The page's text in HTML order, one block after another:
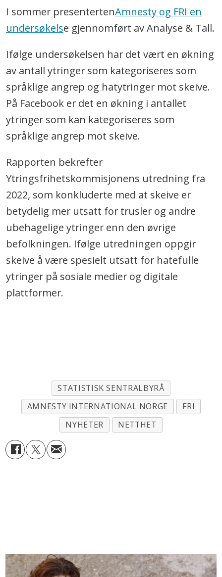
I sommer presentertenAmnesty og FRI en
undersøkelse gjennomført av Analyse & Tall.
Ifølge undersøkelsen har det vært en økning
av antall ytringer som kategoriseres som
språklige angrep og hatytringer mot skeive.
På Facebook er det en økning i antallet
ytringer som kan kategoriseres som
språklige angrep mot skeive.
Rapporten bekrefter
Ytringsfrihetskommisjonens utredning fra
2022, som konkluderte med at skeive er
betydelig mer utsatt for trusler og andre
ubehagelige ytringer enn den øvrige
befolkningen. Ifølge utredningen oppgir
skeive å være spesielt utsatt for hatefulle
ytringer på sosiale medier og digitale
plattformer.
STATISTISK SENTRALBYRÅ
AMNESTY INTERNATIONAL NORGE
FRI
NYHETER
NETTHET